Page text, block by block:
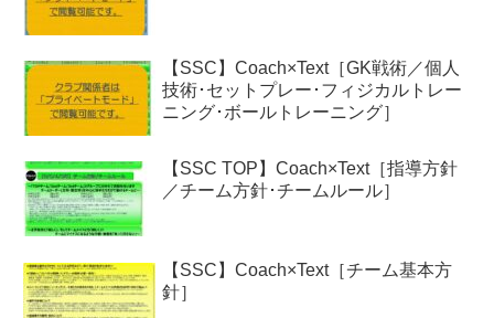
【SSC】Coach×Text［GK戦術／個人
技術･セットプレー･フィジカルトレー
ニング･ボールトレーニング］
【SSC TOP】Coach×Text［指導方針
／チーム方針･チームルール］
【SSC】Coach×Text［チーム基本方
針］